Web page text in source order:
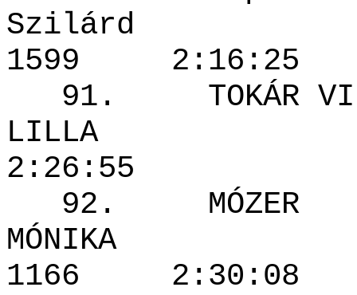
1599
91. TOKÁR
LILLA
2:26:55
92. MÓZER
1166